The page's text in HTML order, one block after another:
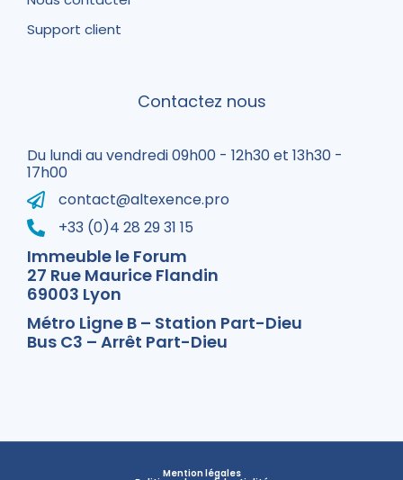
Support client
Contactez nous
Du lundi au vendredi 09h00 - 12h30 et 13h30 -
17h00
contact@altexence.pro
+33 (0)4 28 29 31 15
Immeuble le Forum
27 Rue Maurice Flandin
69003 Lyon
Métro Ligne B – Station Part-Dieu
Bus C3 – Arrêt Part-Dieu
Mention légales